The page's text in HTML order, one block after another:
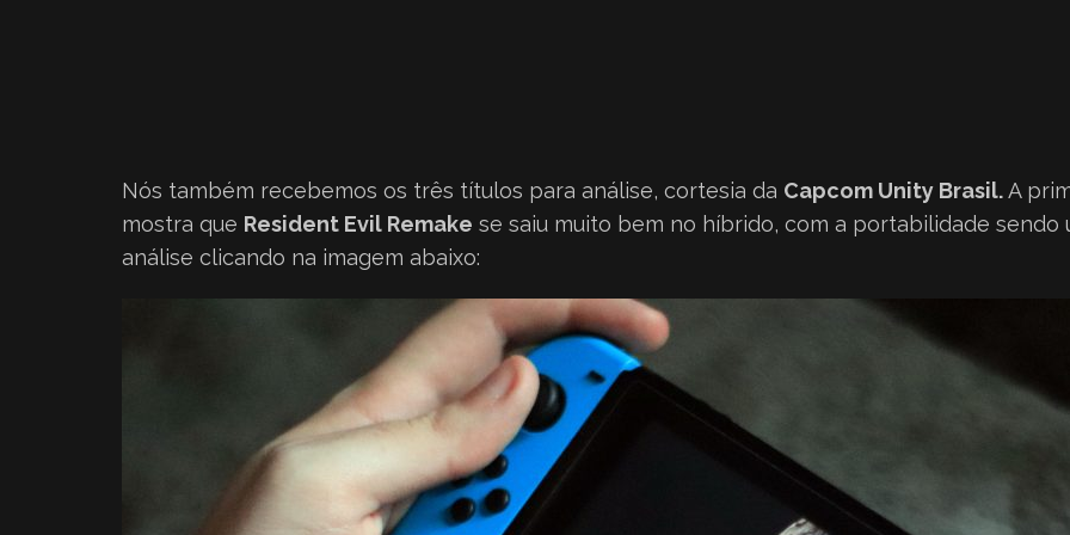
Nós também recebemos os três títulos para análise, cortesia da Capcom Unity Brasil.A
mostra que Resident Evil Remake se saiu muito bem no híbrido, com a portabilidade sendo
análise clicando na imagem abaixo: